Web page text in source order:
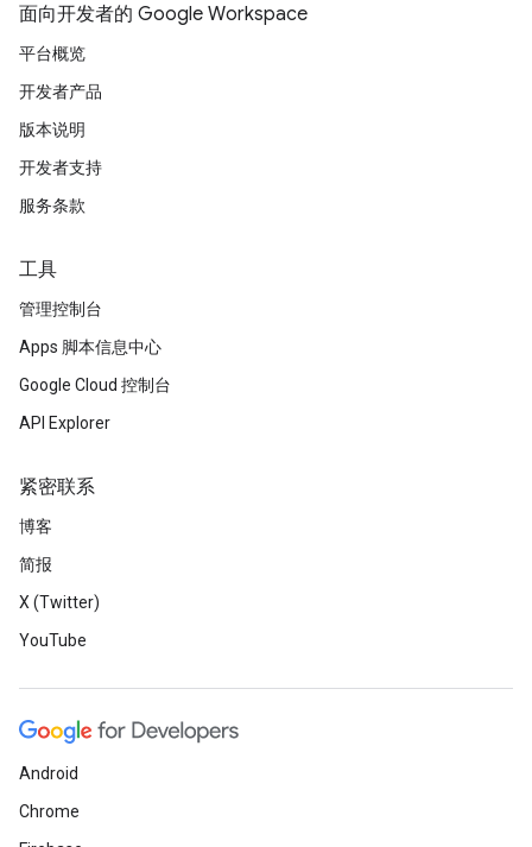
面向开发者的 Google Workspace
平台概览
开发者产品
版本说明
开发者支持
服务条款
工具
管理控制台
Apps 脚本信息中心
Google Cloud 控制台
API Explorer
紧密联系
博客
简报
X (Twitter)
YouTube
Android
Chrome